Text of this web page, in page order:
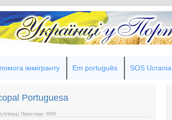
іммігранту Em português SOS
Portuguesa
Перегляди: 9090